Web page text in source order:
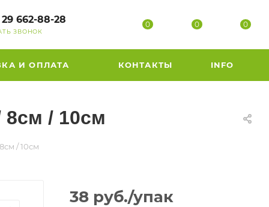
29 662-88-28
ЗВОНОК
0 0 0
И ОПЛАТА КОНТАКТЫ INFO
/ 10см
/ 10см
38 руб./упак